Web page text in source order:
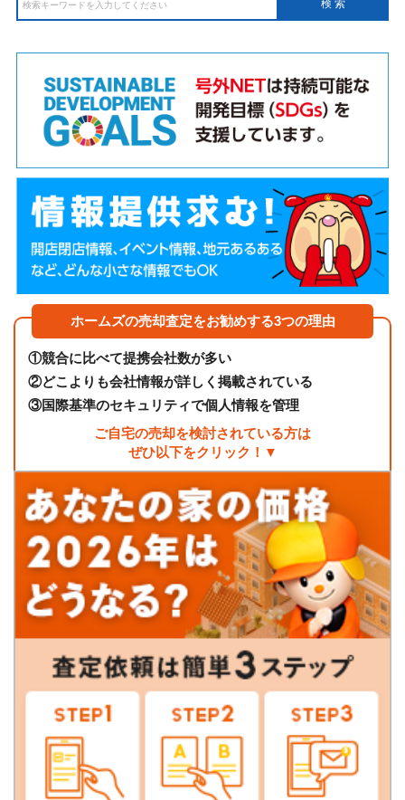
ホームズの売却査定をお勧めする3つの理由
①競合に比べて提携会社数が多い
②どこよりも会社情報が詳しく掲載されている
③国際基準のセキュリティで個人情報を管理
ご自宅の売却を検討されている方は
ぜひ以下をクリック！▼